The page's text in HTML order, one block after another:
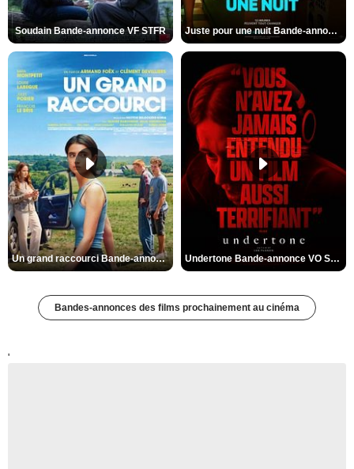
Soudain Bande-annonce VF STFR Juste pour une nuit Bande-annonce VO STFR
Un grand raccourci Bande-annonce VF Undertone Bande-annonce VO STFR
Bandes-annonces des films prochainement au cinéma
'